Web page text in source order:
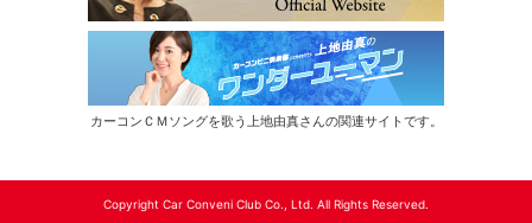
カーコンＣＭソングを歌う上地由真さんの関連サイトです。
Copyright Car Conveni Club Co., Ltd. All Rights Reserved.